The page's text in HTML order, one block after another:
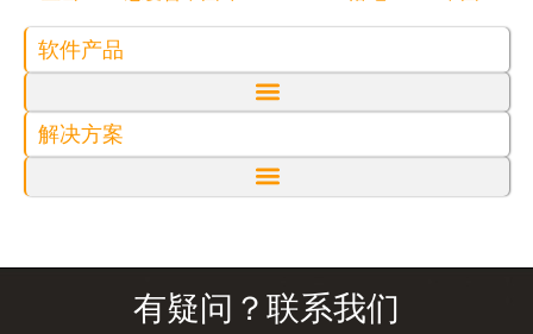
软件产品
解决方案
有疑问？联系我们